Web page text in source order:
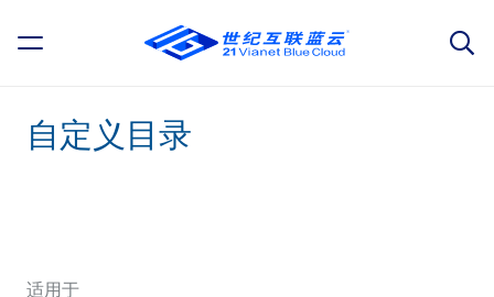
自定义目录
适用于